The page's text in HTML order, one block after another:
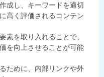
成し、キーワードを適切
高く評価されるコンテン
素を取り入れることで、
を向上させることが可能
ために、内部リンクや外